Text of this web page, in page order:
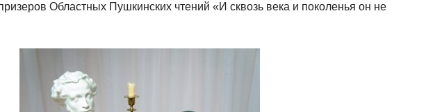
Областных Пушкинских чтений «И сквозь века и поколенья он не